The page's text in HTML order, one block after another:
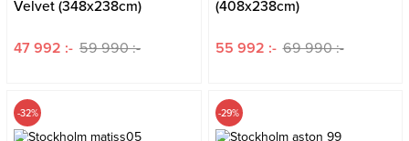
Velvet (348x238cm)
47 992 :- 59 990 :-
(408x238cm)
55 992 :- 69 990 :-
-32% -29%